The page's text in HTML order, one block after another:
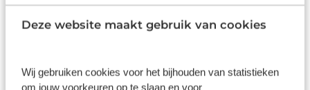
Deze website maakt gebruik van cookies
Wij gebruiken cookies voor het bijhouden van statistieken
om jouw voorkeuren op te slaan en voor
Overzichtelijk en veilig parkeren met de
achteruitrijcamera. Overal en altijd. Met de
Opel Frontera is hij uitgerust met een reeks aan
logisch dat u op kwaliteit kunt rekenen en we laten
Gekozen Inhoud